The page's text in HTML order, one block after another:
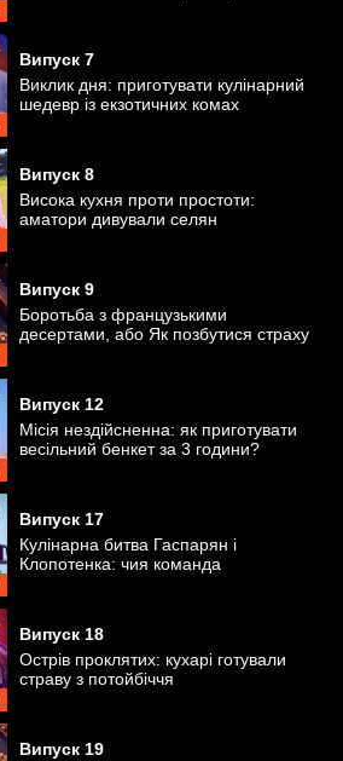
Випуск 7
Виклик дня: приготувати кулінарний
шедевр із екзотичних комах
Випуск 8
Висока кухня проти простоти:
аматори дивували селян
Випуск 9
Боротьба з французькими
десертами, або Як позбутися страху
Випуск 12
Місія нездійсненна: як приготувати
весільний бенкет за 3 години?
Випуск 17
Кулінарна битва Гаспарян і
Клопотенка: чия команда
Випуск 18
Острів проклятих: кухарі готували
страву з потойбіччя
Випуск 19